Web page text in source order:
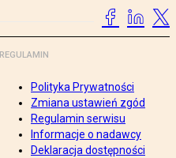
REGULAMIN
Polityka Prywatności
Zmiana ustawień zgód
Regulamin serwisu
Informacje o nadawcy
Deklaracja dostępności